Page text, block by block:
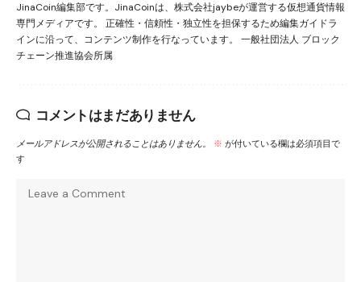
JinaCoin編集部です。JinaCoinは、株式会社jaybeが運営する仮想通貨情報
専門メディアです。 正確性・信頼性・独立性を担保するため編集ガイドラ
インに沿って、コンテンツ制作を行なっています。 一般社団法人 ブロック
チェーン推進協会所属
コメントはまだありません
メールアドレスが公開されることはありません。 ※ が付いている欄は必須項目で
す